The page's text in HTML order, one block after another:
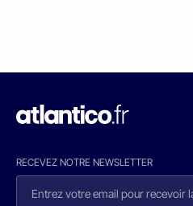
RECEVEZ NOTRE NEWSLETTER